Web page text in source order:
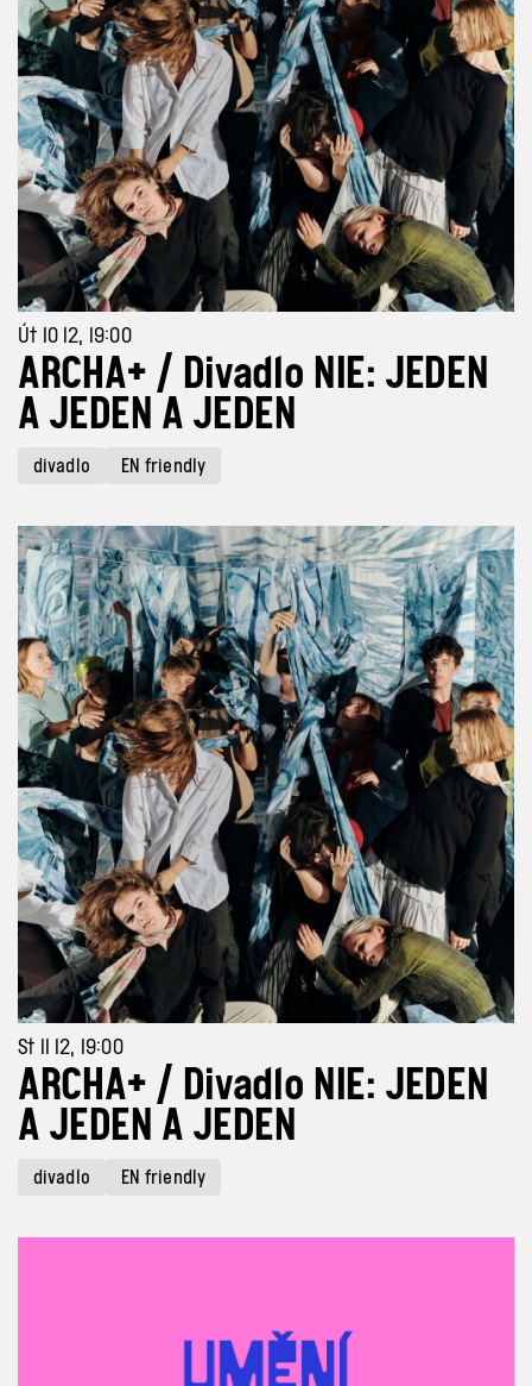
Út 10 12, 19:00
ARCHA+ / Divadlo NIE: JEDEN
A JEDEN A JEDEN
divadlo EN friendly
St 11 12, 19:00
ARCHA+ / Divadlo NIE: JEDEN
A JEDEN A JEDEN
divadlo EN friendly